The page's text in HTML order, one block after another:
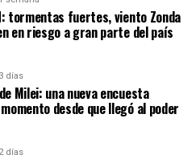
tormentas fuertes, viento Zonda
en riesgo a gran parte del país
días
Milei: una nueva encuesta
desde que llegó al poder
días